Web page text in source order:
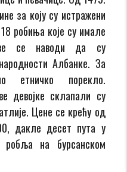
за коју су истражени
робиња које су имале
се наводи да су
Албанке. За
етничко порекло.
девојке склапали су
Цене се крећу од
дакле десет пута у
на бурсанском